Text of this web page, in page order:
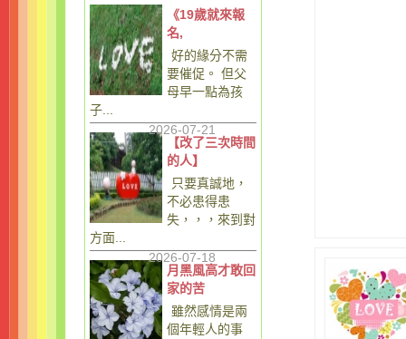
《19歲就來報
名,
好的緣分不需
要催促。 但父
母早一點為孩
子...
2026-07-21
【改了三次時間
的人】
只要真誠地，
不必患得患
失，，，來到對
方面...
2026-07-18
月黑風高才敢回
家的苦
雖然感情是兩
個年輕人的事